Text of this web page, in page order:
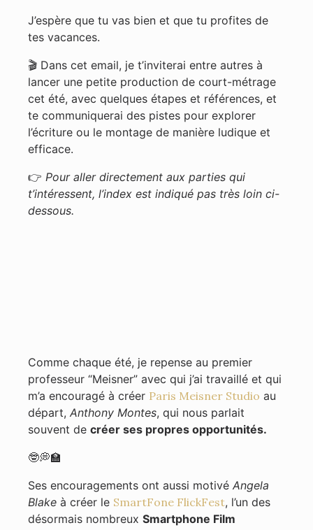
J’espère que tu vas bien et que tu profites de
tes vacances.
🎬 Dans cet email, je t’inviterai entre autres à
lancer une petite production de court-métrage
cet été, avec quelques étapes et références, et
te communiquerai des pistes pour explorer
l’écriture ou le montage de manière ludique et
efficace.
👉 Pour aller directement aux parties qui
t’intéressent, l’index est indiqué pas très loin ci-
dessous.
Comme chaque été, je repense au premier
professeur “Meisner” avec qui j’ai travaillé et qui
m’a encouragé à créer Paris Meisner Studio au
départ, Anthony Montes, qui nous parlait
souvent de créer ses propres opportunités.
🤓💭🏫
Ses encouragements ont aussi motivé Angela
Blake à créer le SmartFone FlickFest, l’un des
désormais nombreux Smartphone Film